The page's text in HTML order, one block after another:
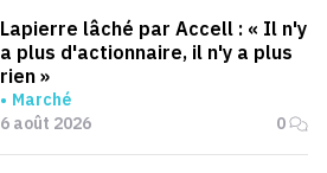
Lapierre lâché par Accell : « Il n'y
a plus d'actionnaire, il n'y a plus
rien »
Marché
6 août 2026
0